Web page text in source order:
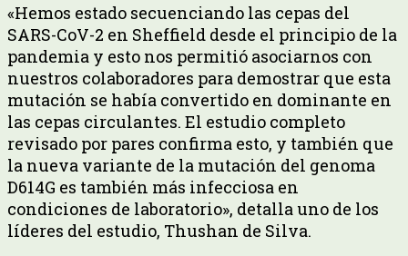
«Hemos estado secuenciando las cepas del
SARS-CoV-2 en Sheffield desde el principio de la
pandemia y esto nos permitió asociarnos con
nuestros colaboradores para demostrar que esta
mutación se había convertido en dominante en
las cepas circulantes. El estudio completo
revisado por pares confirma esto, y también que
la nueva variante de la mutación del genoma
D614G es también más infecciosa en
condiciones de laboratorio», detalla uno de los
líderes del estudio, Thushan de Silva.